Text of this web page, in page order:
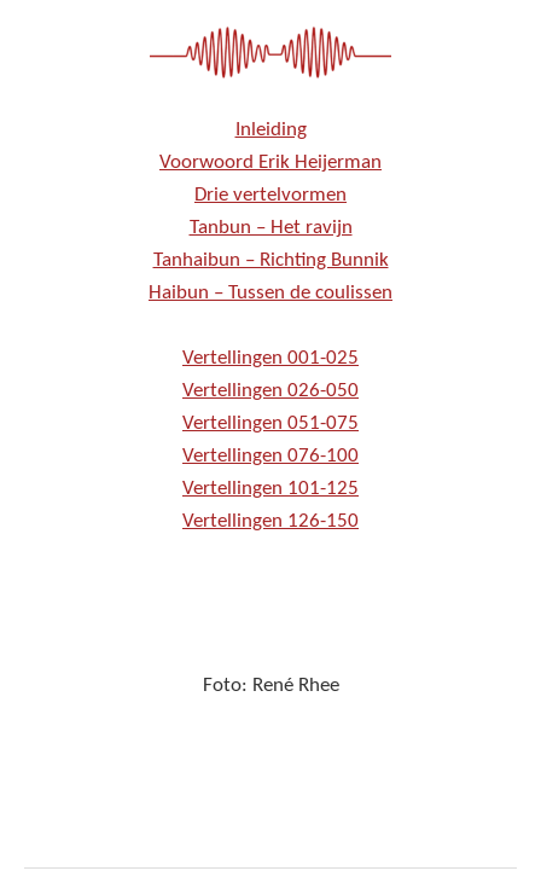
Inleiding
Voorwoord Erik Heijerman
Drie vertelvormen
Tanbun – Het ravijn
Tanhaibun – Richting Bunnik
Haibun – Tussen de coulissen
Vertellingen 001-025
Vertellingen 026-050
Vertellingen 051-075
Vertellingen 076-100
Vertellingen 101-125
Vertellingen 126-150
Foto: René Rhee